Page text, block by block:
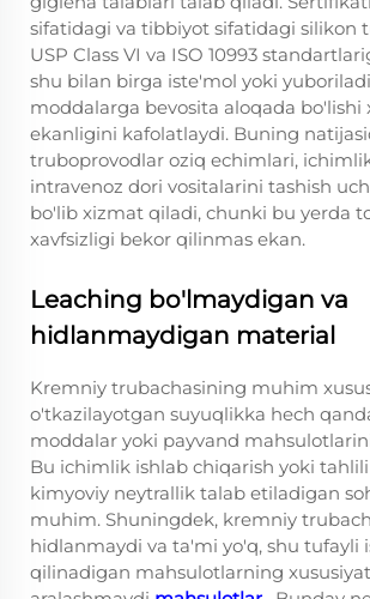
sifatidagi va tibbiyot sifatidagi silikon
USP Class VI va ISO 10993
shu bilan birga iste'mol yoki
moddalarga bevosita aloqada bo'lishi
ekanligini kafolatlaydi. Buning
truboprovodlar oziq echimlari,
intravenoz dori vositalarini tashish
bo'lib xizmat qiladi, chunki bu yerda
xavfsizligi bekor qilinmas ekan.
Leaching bo'lmaydigan va
hidlanmaydigan material
Kremniy trubachasining muhim
o'tkazilayotgan suyuqlikka hech
moddalar yoki payvand
Bu ichimlik ishlab chiqarish yoki
kimyoviy neytrallik talab etiladigan
muhim. Shuningdek, kremniy
hidlanmaydi va ta'mi yo'q, shu tufayli
qilinadigan mahsulotlarning